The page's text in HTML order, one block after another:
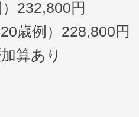
232,800円
歳例）228,800円
算あり